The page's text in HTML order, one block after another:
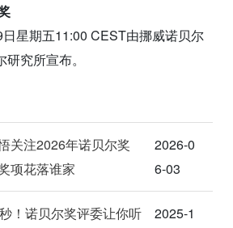
星期五11:00 CEST由挪威诺贝尔
究所宣布。
关注2026年诺贝尔奖
项花落谁家
2026-0
6-03
！诺贝尔奖评委让你听
2025-1